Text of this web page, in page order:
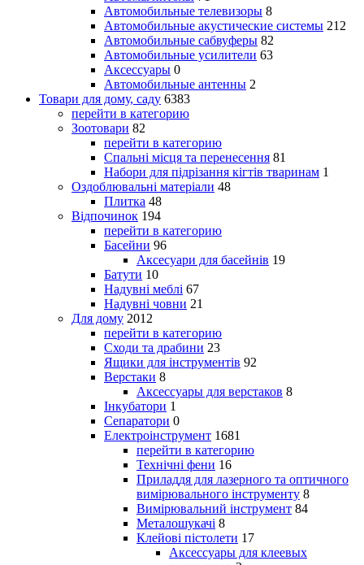
Автомобильные телевизоры 8
Автомобильные акустические системы 212
Автомобильные сабвуферы 82
Автомобильные усилители 63
Аксессуары 0
Автомобильные антенны 2
Товари для дому, саду 6383
перейти в категорию
Зоотовари 82
перейти в категорию
Спальні місця та перенесення 81
Набори для підрізання кігтів тваринам 1
Оздоблювальні матеріали 48
Плитка 48
Відпочинок 194
перейти в категорию
Басейни 96
Аксесуари для басейнів 19
Батути 10
Надувні меблі 67
Надувні човни 21
Для дому 2012
перейти в категорию
Сходи та драбини 23
Ящики для інструментів 92
Верстаки 8
Аксессуары для верстаков 8
Інкубатори 1
Сепаратори 0
Електроінструмент 1681
перейти в категорию
Технічні фени 16
Приладдя для лазерного та оптичного
вимірювального інструменту 8
Вимірювальний інструмент 84
Металошукачі 8
Клейові пістолети 17
Аксессуары для клеевых